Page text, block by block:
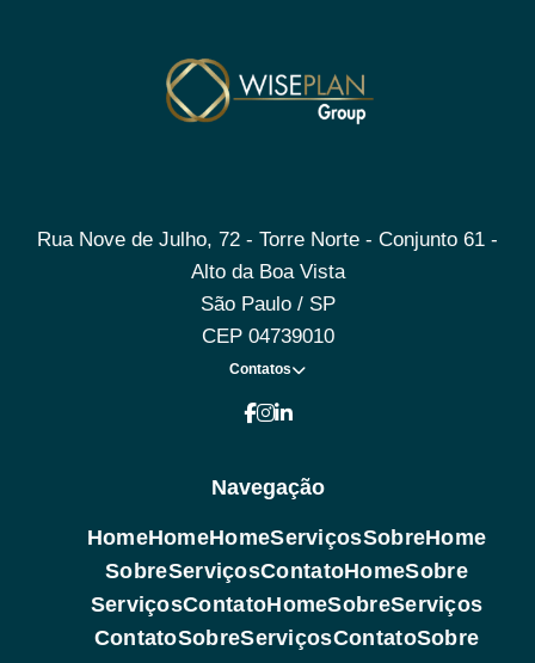
Rua Nove de Julho, 72 - Torre Norte - Conjunto 61 -
Alto da Boa Vista
São Paulo / SP
CEP 04739010
Contatos
Navegação
HomeHomeHomeServiçosSobreHome
SobreServiçosContatoHomeSobre
ServiçosContatoHomeSobreServiços
ContatoSobreServiçosContatoSobre